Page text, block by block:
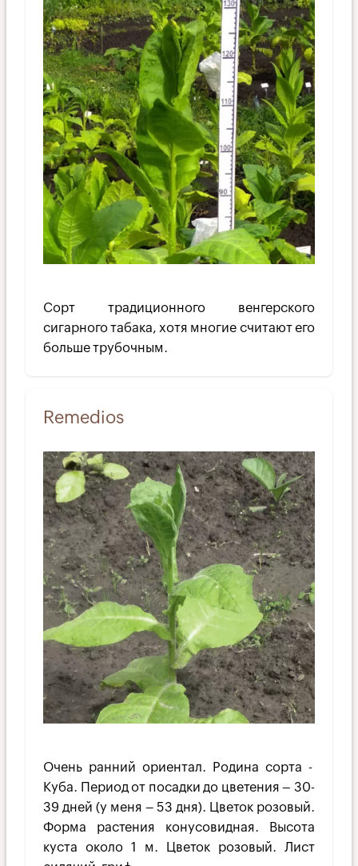
Сорт традиционного венгерского
сигарного табака, хотя многие считают его
больше трубочным.
Remedios
Очень ранний ориентал. Родина сорта -
Куба. Период от посадки до цветения – 30-
39 дней (у меня – 53 дня). Цветок розовый.
Форма растения ко­нусовидная. Высота
куста около 1 м. Цветок розовый. Лист